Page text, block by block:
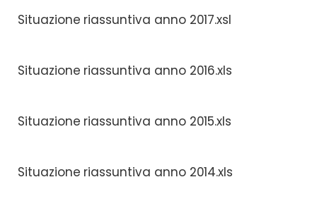
Situazione riassuntiva anno 2017.xsl
Situazione riassuntiva anno 2016.xls
Situazione riassuntiva anno 2015.xls
Situazione riassuntiva anno 2014.xls